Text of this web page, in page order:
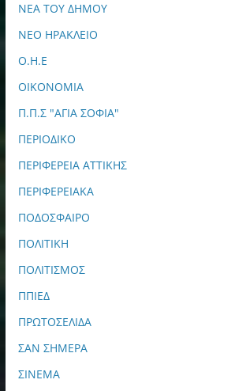
ΝΕΑ ΤΟΥ ΔΗΜΟΥ
ΝΕΟ ΗΡΑΚΛΕΙΟ
Ο.Η.Ε
ΟΙΚΟΝΟΜΙΑ
Π.Π.Σ "ΑΓΙΑ ΣΟΦΙΑ"
ΠΕΡΙΟΔΙΚΟ
ΠΕΡΙΦΕΡΕΙΑ ΑΤΤΙΚΗΣ
ΠΕΡΙΦΕΡΕΙΑΚΑ
ΠΟΔΟΣΦΑΙΡΟ
ΠΟΛΙΤΙΚΗ
ΠΟΛΙΤΙΣΜΟΣ
ΠΠΙΕΔ
ΠΡΩΤΟΣΕΛΙΔΑ
ΣΑΝ ΣΗΜΕΡΑ
ΣΙΝΕΜΑ